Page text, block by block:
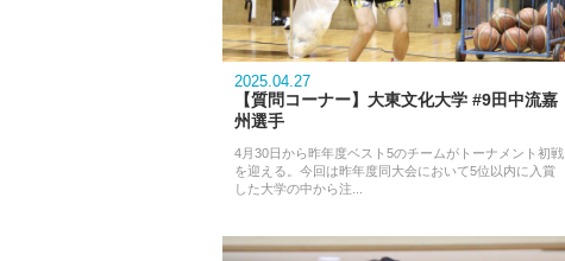
2025.04.27
【質問コーナー】大東文化大学 #9田中流嘉
州選手
4月30日から昨年度ベスト5のチームがトーナメント初戦
を迎える。今回は昨年度同大会において5位以内に入賞
した大学の中から注...